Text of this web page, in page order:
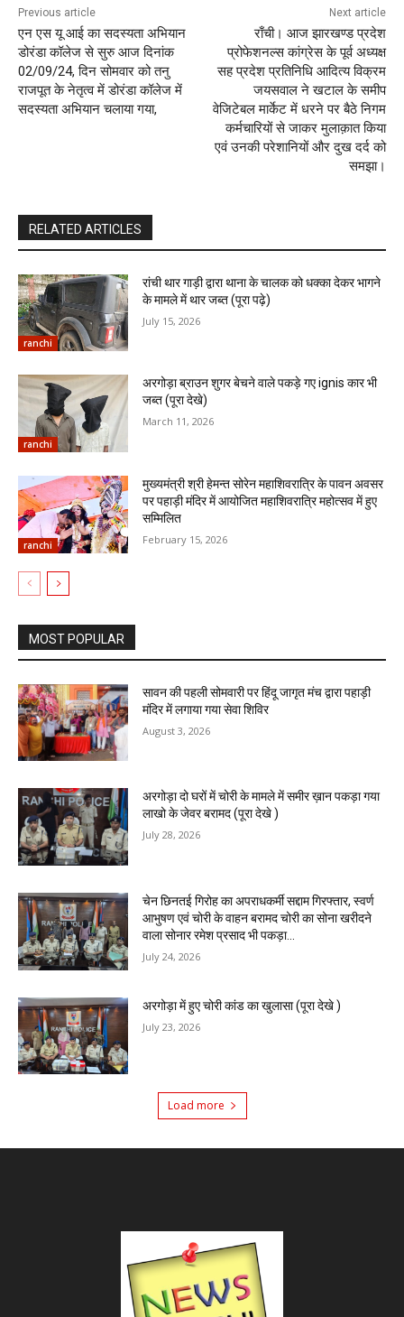
Previous article
एन एस यू आई का सदस्यता अभियान
डोरंडा कॉलेज से सुरु आज दिनांक
02/09/24, दिन सोमवार को तनु
राजपूत के नेतृत्व में डोरंडा कॉलेज में
सदस्यता अभियान चलाया गया,
Next article
राँची। आज झारखण्ड प्रदेश
प्रोफेशनल्स कांग्रेस के पूर्व अध्यक्ष
सह प्रदेश प्रतिनिधि आदित्य विक्रम
जयसवाल ने खटाल के समीप
वेजिटेबल मार्केट में धरने पर बैठे निगम
कर्मचारियों से जाकर मुलाक़ात किया
एवं उनकी परेशानियों और दुख दर्द को
समझा।
RELATED ARTICLES
ranchi
रांची थार गाड़ी द्वारा थाना के चालक को धक्का देकर भागने
के मामले में थार जब्त (पूरा पढ़े)
July 15, 2026
ranchi
अरगोड़ा ब्राउन शुगर बेचने वाले पकड़े गए ignis कार भी
जब्त (पूरा देखे)
March 11, 2026
ranchi
मुख्यमंत्री श्री हेमन्त सोरेन महाशिवरात्रि के पावन अवसर
पर पहाड़ी मंदिर में आयोजित महाशिवरात्रि महोत्सव में हुए
सम्मिलित
February 15, 2026
MOST POPULAR
सावन की पहली सोमवारी पर हिंदू जागृत मंच द्वारा पहाड़ी
मंदिर में लगाया गया सेवा शिविर
August 3, 2026
अरगोड़ा दो घरों में चोरी के मामले में समीर ख़ान पकड़ा गया
लाखो के जेवर बरामद (पूरा देखे )
July 28, 2026
चेन छिनतई गिरोह का अपराधकर्मी सद्दाम गिरफ्तार, स्वर्ण
आभुषण एवं चोरी के वाहन बरामद चोरी का सोना खरीदने
वाला सोनार रमेश प्रसाद भी पकड़ा...
July 24, 2026
अरगोड़ा में हुए चोरी कांड का खुलासा (पूरा देखे )
July 23, 2026
Load more